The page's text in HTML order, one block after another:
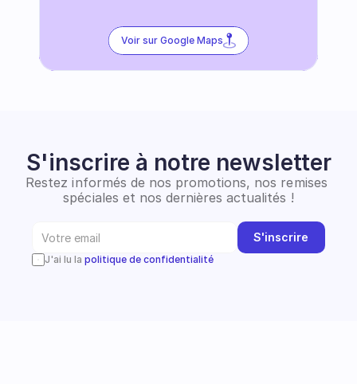
Voir sur Google Maps
S'inscrire à notre newsletter
Restez informés de nos promotions, nos remises
spéciales et nos dernières actualités !
S'inscrire
J'ai lu la politique de confidentialité